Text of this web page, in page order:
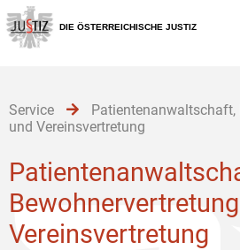
Zur
Hauptnavigation
[1]
Zum
Inhalt
[2]
Zum
Untermenü
[3]
DIE ÖSTERREICHISCHE JUSTIZ
Service
Patientenanwaltschaft,
und Vereinsvertretung
Vereinsvertretung